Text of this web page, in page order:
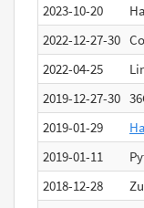
2023-10-20
2022-12-27-30
2022-04-25
2019-12-27-30
2019-01-29
2019-01-11
2018-12-28